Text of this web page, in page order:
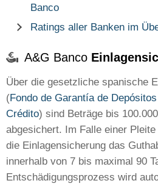
Banco
Ratings aller Banken im
A&G Banco
Über die gesetzliche spanische
(Fondo de Garantía de
Crédito) sind Beträge bis
abgesichert. Im Falle einer
die Einlagensicherung das
innerhalb von 7 bis maximal 90
Entschädigungsprozess wird